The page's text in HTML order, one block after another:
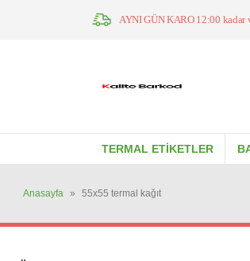
AYNI GÜN KARO 12:00 kadar
TERMAL ETIKETLER
Anasayfa » 55x55 termal kağıt